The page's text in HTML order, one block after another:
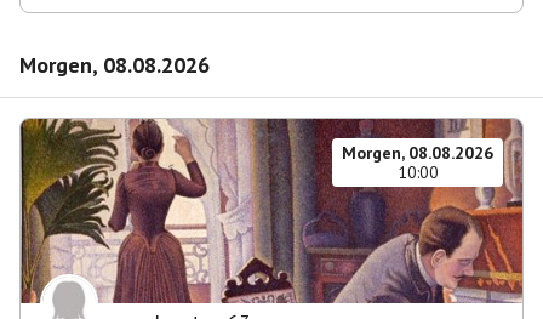
Morgen, 08.08.2026
Morgen, 08.08.2026
10:00